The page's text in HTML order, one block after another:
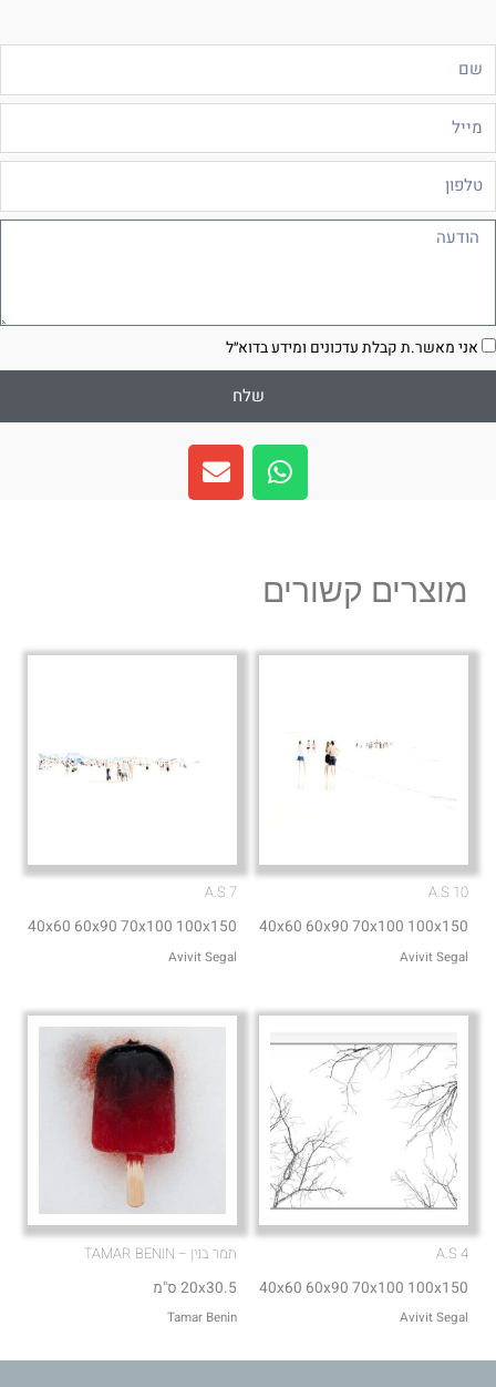
אני מאשר.ת קבלת עדכונים ומידע בדוא״ל
שלח
W
h
a
a
p
E
n
v
e
מוצרים קשורים
A.S 10
40x60 60x90 70x100 100x150
Avivit Segal
A.S 7
40x60 60x90 70x100 100x150
Avivit Segal
A.S 4
40x60 60x90 70x100 100x150
Avivit Segal
תמר בנין – TAMAR BENIN
20x30.5 ס"מ
Tamar Benin